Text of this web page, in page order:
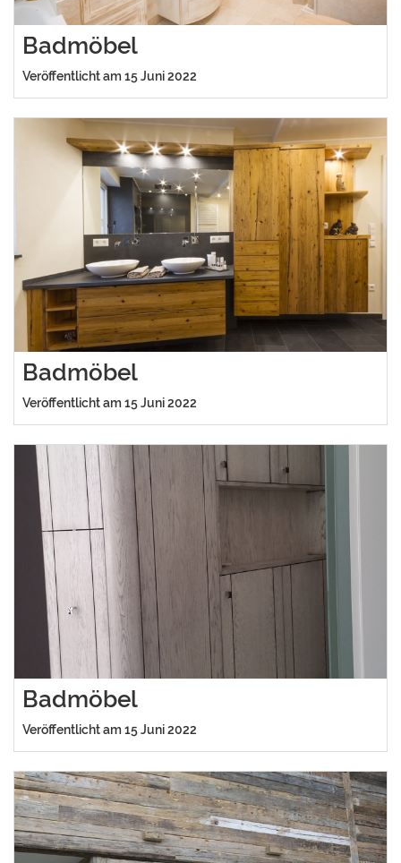
Badmöbel
Veröffentlicht am 15 Juni 2022
Badmöbel
Veröffentlicht am 15 Juni 2022
Badmöbel
Veröffentlicht am 15 Juni 2022